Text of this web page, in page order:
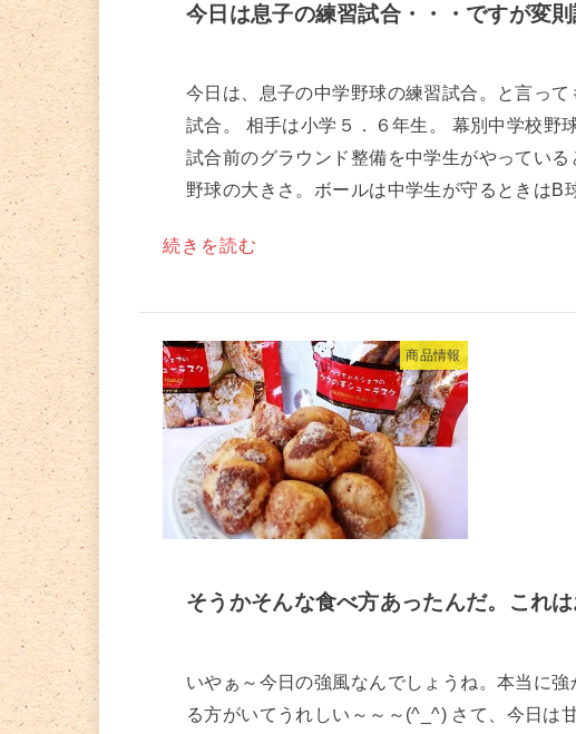
今日は息子の練習試合・・・ですが変
今日は、息子の中学野球の練習試合。と言っ
試合。 相手は小学５．６年生。 幕別中学校
試合前のグラウンド整備を中学生がやってい
野球の大きさ。ボールは中学生が守るときはB
続きを読む
商品情報
そうかそんな食べ方あったんだ。これ
いやぁ～今日の強風なんでしょうね。本当に
る方がいてうれしい～～～(^_^) さて、今日は